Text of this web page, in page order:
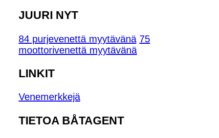
JUURI NYT
84 purjevenettä myytävänä 75
moottorivenettä myytävänä
LINKIT
Venemerkkejä
TIETOA BÅTAGENT